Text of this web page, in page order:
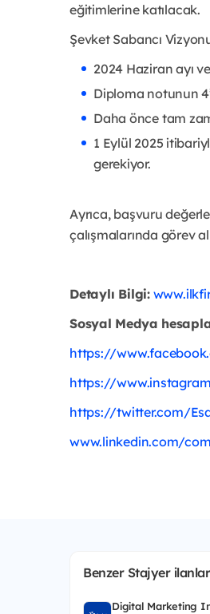
eğitimlerine katılacak.
Şevket Sabancı
2024 Haziran ayı
Diploma notunun
Daha önce tam
1 Eylül 2025
gerekiyor.
Ayrıca, başvuru
çalışmalarında görev
Detaylı Bilgi:
Sosyal Medya
https://
https://
https://twitter.com/
www.linkedin.com/
Benzer Stajyer
Digital Marketing